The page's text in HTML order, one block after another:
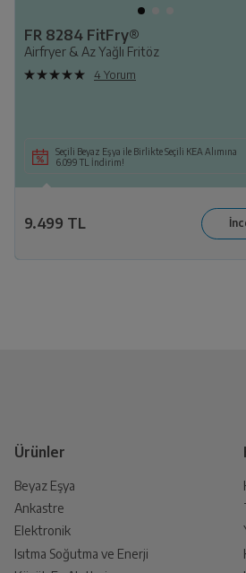
FR 8284 FitFry®
Airfryer & Az Yağlı Fritöz
4 Yorum
Seçili Beyaz Eşya ile Birlikte Seçili KEA Alımına
6.099 TL İndirim!
9.499 TL
Ürünler
Beyaz Eşya
Ankastre
Elektronik
Isıtma Soğutma ve Enerji